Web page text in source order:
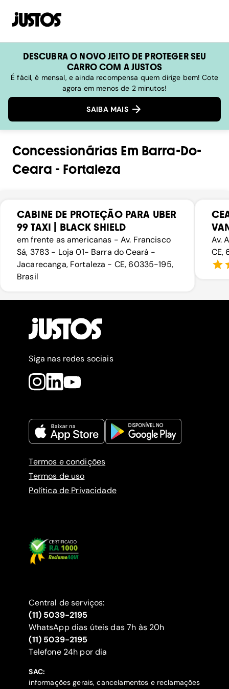
DESCUBRA O NOVO JEITO DE PROTEGER SEU
CARRO COM A JUSTOS
É fácil, é mensal, e ainda recompensa quem dirige bem! Cote
agora em menos de 2 minutos!
SAIBA MAIS
Concessionárias Em Barra-Do-
Ceara - Fortaleza
CABINE DE PROTEÇÃO PARA UBER
99 TAXI | BLACK SHIELD
em frente as americanas - Av. Francisco
Sá, 3783 - Loja 01- Barra do Ceará -
Jacarecanga, Fortaleza - CE, 60335-195,
Brasil
Av.
CE,
Siga nas redes sociais
Termos e condições
Termos de uso
Política de Privacidade
Central de serviços:
(11) 5039-2195
WhatsApp dias úteis das 7h às 20h
(11) 5039-2195
‍Telefone 24h por dia
SAC:
informações gerais, cancelamentos e reclamações